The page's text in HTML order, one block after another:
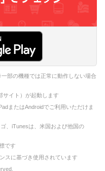
部の機種では正常に動作しない場合
サイト）が起動します
またはAndroidでご利用いただけま
、iTunesは、米国および他国の
です
スに基づき使用されています